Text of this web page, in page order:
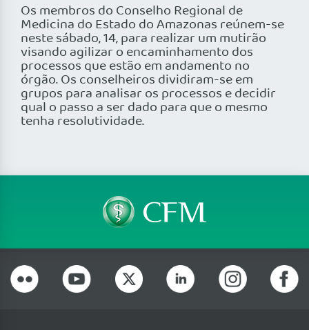
Os membros do Conselho Regional de
Medicina do Estado do Amazonas reúnem-se
neste sábado, 14, para realizar um mutirão
visando agilizar o encaminhamento dos
processos que estão em andamento no
órgão. Os conselheiros dividiram-se em
grupos para analisar os processos e decidir
qual o passo a ser dado para que o mesmo
tenha resolutividade.